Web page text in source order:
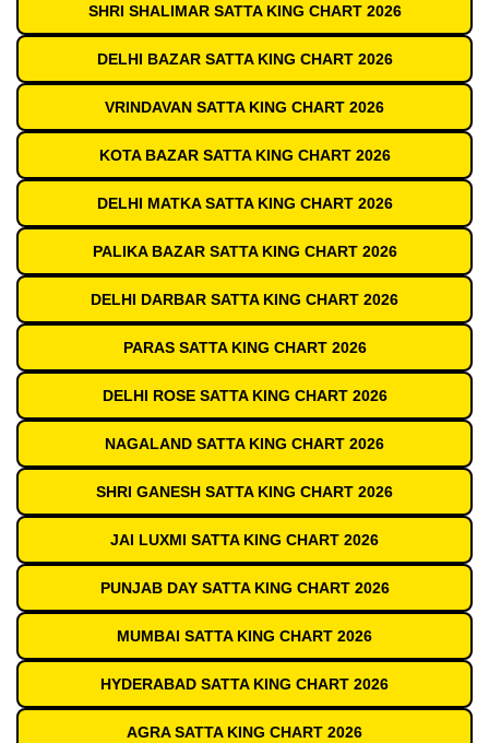
SHRI SHALIMAR SATTA KING CHART 2026
DELHI BAZAR SATTA KING CHART 2026
VRINDAVAN SATTA KING CHART 2026
KOTA BAZAR SATTA KING CHART 2026
DELHI MATKA SATTA KING CHART 2026
PALIKA BAZAR SATTA KING CHART 2026
DELHI DARBAR SATTA KING CHART 2026
PARAS SATTA KING CHART 2026
DELHI ROSE SATTA KING CHART 2026
NAGALAND SATTA KING CHART 2026
SHRI GANESH SATTA KING CHART 2026
JAI LUXMI SATTA KING CHART 2026
PUNJAB DAY SATTA KING CHART 2026
MUMBAI SATTA KING CHART 2026
HYDERABAD SATTA KING CHART 2026
AGRA SATTA KING CHART 2026